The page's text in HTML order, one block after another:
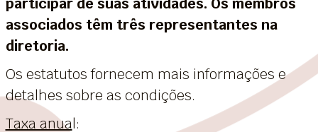
associados têm três representantes na
diretoria.
Os estatutos fornecem mais informações e
detalhes sobre as condições.
Taxa anual: